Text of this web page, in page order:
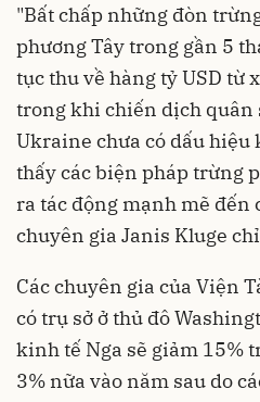
"Bất chấp những đòn
phương Tây trong gần 5
tục thu về hàng tỷ USD từ
trong khi chiến dịch quân
Ukraine chưa có dấu hiệu
thấy các biện pháp trừng
ra tác động mạnh mẽ đến
chuyên gia Janis Kluge
Các chuyên gia của Viện
có trụ sở ở thủ đô
kinh tế Nga sẽ giảm 15%
3% nữa vào năm sau do